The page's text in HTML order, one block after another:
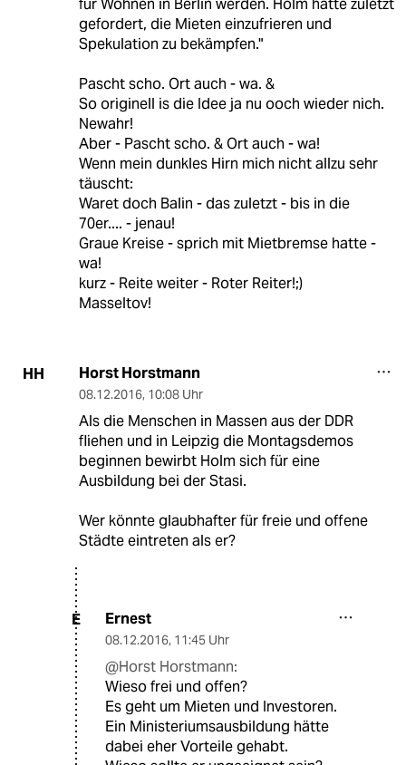
für Wohnen in Berlin werden. Holm hatte zuletzt
gefordert, die Mieten einzufrieren und
Spekulation zu bekämpfen."
Pascht scho. Ort auch - wa. &
So originell is die Idee ja nu ooch wieder nich.
Newahr!
Aber - Pascht scho. & Ort auch - wa!
Wenn mein dunkles Hirn mich nicht allzu sehr
täuscht:
Waret doch Balin - das zuletzt - bis in die
70er.... - jenau!
Graue Kreise - sprich mit Mietbremse hatte -
wa!
kurz - Reite weiter - Roter Reiter!;)
Masseltov!
HH Horst Horstmann
08.12.2016, 10:08 Uhr
Als die Menschen in Massen aus der DDR
fliehen und in Leipzig die Montagsdemos
beginnen bewirbt Holm sich für eine
Ausbildung bei der Stasi.
Wer könnte glaubhafter für freie und offene
Städte eintreten als er?
E Ernest
08.12.2016, 11:45 Uhr
@Horst Horstmann:
Wieso frei und offen?
Es geht um Mieten und Investoren.
Ein Ministeriumsausbildung hätte
dabei eher Vorteile gehabt.